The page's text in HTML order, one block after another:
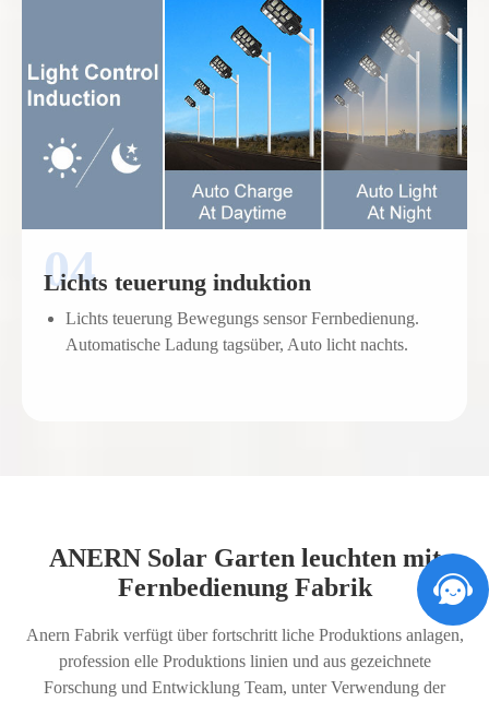
Lichts teuerung induktion
Lichts teuerung Bewegungs sensor Fernbedienung.
Automatische Ladung tagsüber, Auto licht nachts.
ANERN Solar Garten leuchten mit
Fernbedienung Fabrik
Anern Fabrik verfügt über fortschritt liche Produktions anlagen,
profession elle Produktions linien und aus gezeichnete
Forschung und Entwicklung Team, unter Verwendung der